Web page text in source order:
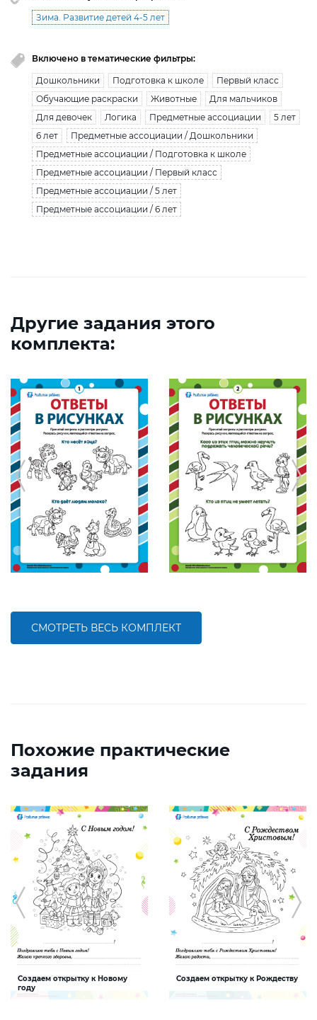
Зима. Развитие детей 4-5 лет
Включено в тематические фильтры:
Дошкольники Подготовка к школе
Первый класс
Обучающие раскраски
Животные
Для мальчиков
Для девочек
Логика Предметные ассоциации
5 лет
6 лет
Предметные ассоциации / Дошкольники
Предметные ассоциации / Подготовка к школе
Предметные ассоциации / Первый класс
Предметные ассоциации / 5 лет
Предметные ассоциации / 6 лет
Другие задания этого
комплекта:
СМОТРЕТЬ ВЕСЬ КОМПЛЕКТ
Похожие практические
задания
Создаем открытку к Новому
году
Создаем открытку к Рождеству